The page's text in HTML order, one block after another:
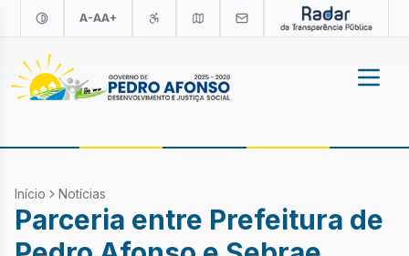
A-AA+
Início Notícias
Parceria entre Prefeitura de